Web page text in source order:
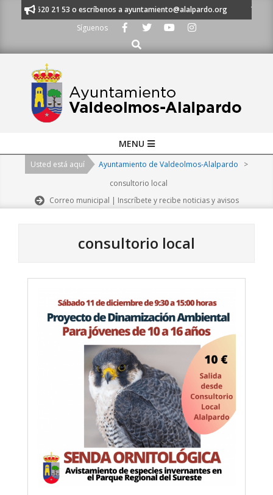
al 91 620 21 53 o escríbenos a ayuntamiento@alalpardo.org
TE
Síguenos
Buscar
Navigation
MENU
Usted está aquí Ayuntamiento de Valdeolmos-Alalpardo
>
consultorio local
Correo municipal | Inscríbete y recibe noticias y avisos
consultorio local